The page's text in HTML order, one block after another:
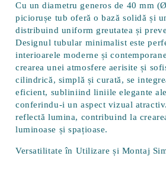
Cu undiametru generos de 40 mm
piciorușe tub oferă o bază solidă și
distribuind uniform greutatea și
Designul tubular minimalist este
interioarele moderne și
crearea unei atmosfere aerisite și
cilindrică, simplă și curată, se
eficient, subliniind liniile elegante
conferindu-i un aspect vizual
reflectă lumina, contribuind la
luminoase și spațioase.
Versatilitate în Utilizare și Montaj